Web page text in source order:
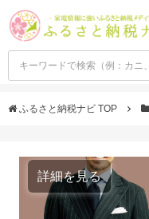
ふるさと納税ナビ TOP
詳細を見る